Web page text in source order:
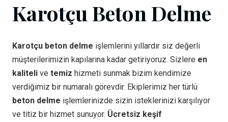
Karotçu Beton Delme
Karotçu beton delme işlemlerini yıllardır siz değerli
müşterilerimizin kapılarına kadar getiriyoruz. Sizlere en
kaliteli ve temiz hizmeti sunmak bizim kendimize
verdiğimiz bir numaralı görevdir. Ekiplerimiz her türlü
beton delme işlemlerinizde sizin isteklerinizi karşılıyor
ve titiz bir hizmet sunuyor. Ücretsiz keşif